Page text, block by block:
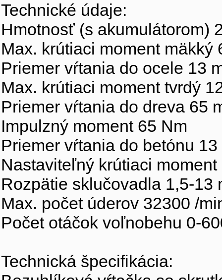
Technické údaje:
Hmotnosť (s akumulátorom)
Max. krútiaci moment mäkký
Priemer vŕtania do ocele 13
Max. krútiaci moment tvrdý
Priemer vŕtania do dreva 65
Impulzný moment 65 Nm
Priemer vŕtania do betónu 13
Nastaviteľný krútiaci moment
Rozpätie sklučovadla 1,5-13
Max. počet úderov 32300 /
Počet otáčok voľnobehu 0-
Technická špecifikácia: